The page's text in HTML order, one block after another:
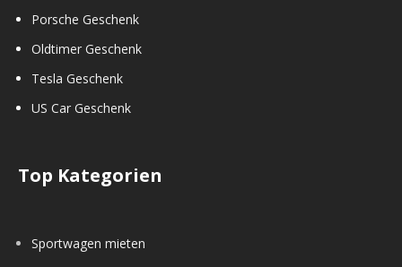
Porsche Geschenk
Oldtimer Geschenk
Tesla Geschenk
US Car Geschenk
Top Kategorien
Sportwagen mieten